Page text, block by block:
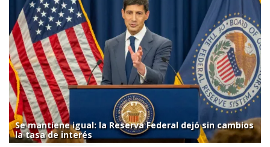
Se mantiene igual: la Reserva Federal dejó sin cambios
la tasa de interés